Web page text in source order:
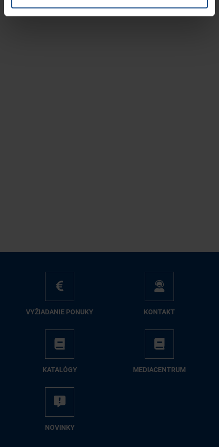
VY­ŽIA­DA­NIE PO­NU­KY KON­TAKT
KA­TA­LÓ­GY ME­DIA­CEN­TRUM
NO­VIN­KY